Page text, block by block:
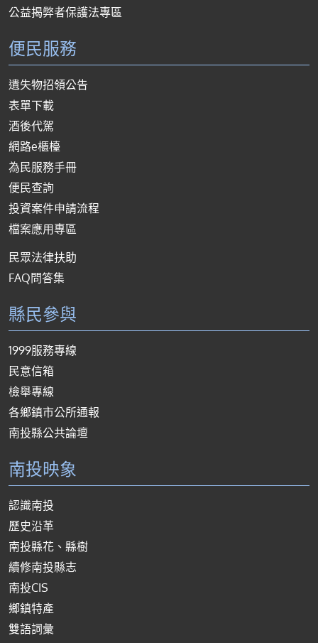
公益揭弊者保護法專區
便民服務
遺失物招領公告
表單下載
酒後代駕
網路e櫃檯
為民服務手冊
便民查詢
投資案件申請流程
檔案應用專區
民眾法律扶助
FAQ問答集
縣民參與
1999服務專線
民意信箱
檢舉專線
各鄉鎮市公所通報
南投縣公共論壇
南投映象
認識南投
歷史沿革
南投縣花、縣樹
續修南投縣志
南投CIS
鄉鎮特產
雙語詞彙